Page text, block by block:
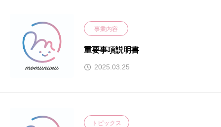
事業内容
重要事項説明書
2025.03.25
トピックス